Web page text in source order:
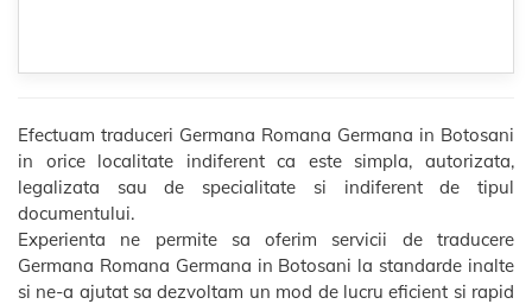
Efectuam traduceri Germana Romana Germana in Botosani
in orice localitate indiferent ca este simpla, autorizata,
legalizata sau de specialitate si indiferent de tipul
documentului.
Experienta ne permite sa oferim servicii de traducere
Germana Romana Germana in Botosani la standarde inalte
si ne-a ajutat sa dezvoltam un mod de lucru eficient si rapid